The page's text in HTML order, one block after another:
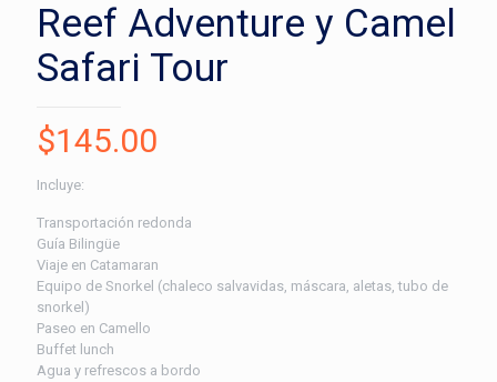
Reef Adventure y Camel
Safari Tour
$145.00
Incluye:
Transportación redonda
Guía Bilingüe
Viaje en Catamaran
Equipo de Snorkel (chaleco salvavidas, máscara, aletas, tubo de
snorkel)
Paseo en Camello
Buffet lunch
Agua y refrescos a bordo